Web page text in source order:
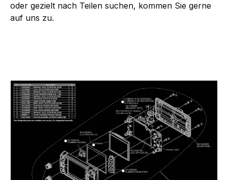
oder gezielt nach Teilen suchen, kommen Sie gerne
auf uns zu.